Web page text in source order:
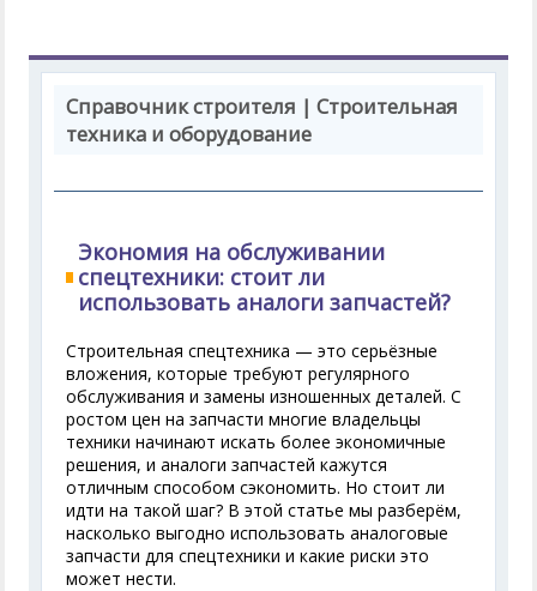
Справочник строителя | Строительная
техника и оборудование
Экономия на обслуживании
спецтехники: стоит ли
использовать аналоги запчастей?
Строительная спецтехника — это серьёзные
вложения, которые требуют регулярного
обслуживания и замены изношенных деталей. С
ростом цен на запчасти многие владельцы
техники начинают искать более экономичные
решения, и аналоги запчастей кажутся
отличным способом сэкономить. Но стоит ли
идти на такой шаг? В этой статье мы разберём,
насколько выгодно использовать аналоговые
запчасти для спецтехники и какие риски это
может нести.